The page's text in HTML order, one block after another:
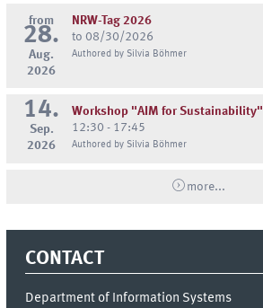
from
28.
Aug.
2026
NRW-Tag 2026
to 08/30/2026
Authored by Silvia Böhmer
14.
Sep.
2026
Workshop "AIM for Sustainability"
12:30 - 17:45
Authored by Silvia Böhmer
more...
CONTACT
Department of Information Systems